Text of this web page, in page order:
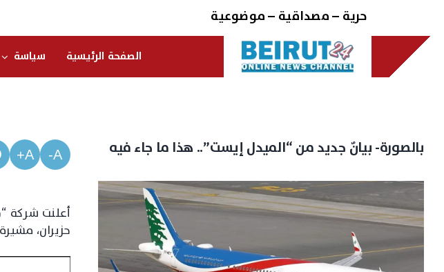
content
حرية – مصداقية – موضوعية
الصفحة الرئيسية سياسة
بالصورة- بيانٌ جديد من “الميدل إيست”.. هذا ما جاء فيه A-
A+
حزيران،